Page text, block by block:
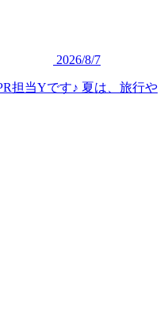
2026/8/7
担当Yです♪ 夏は、旅行や